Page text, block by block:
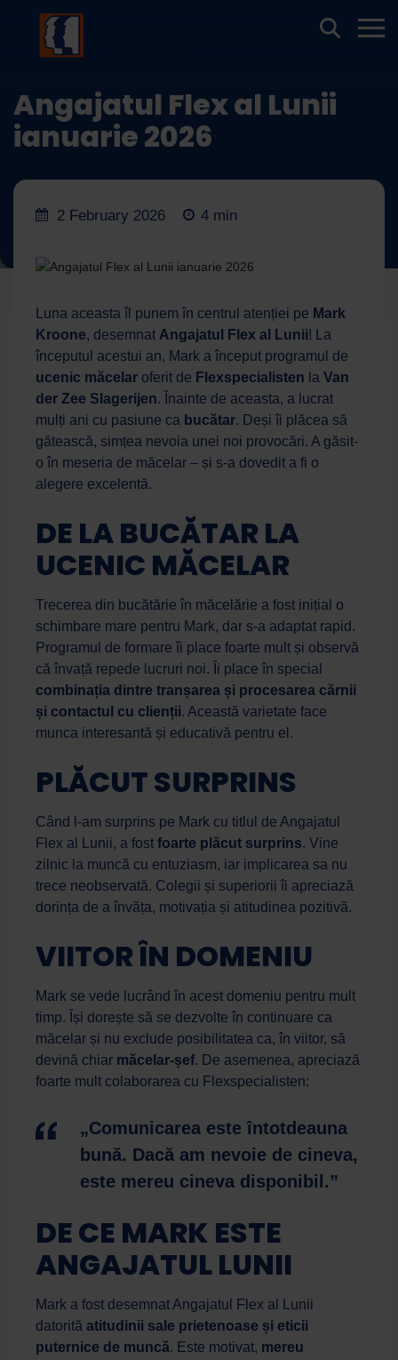
Angajatul Flex al Lunii
ianuarie 2026
2 February 2026 4 min
Luna aceasta îl punem în centrul atenției pe Mark
Kroone, desemnat Angajatul Flex al Lunii! La
începutul acestui an, Mark a început programul de
ucenic măcelar oferit de Flexspecialisten la Van
der Zee Slagerijen. Înainte de aceasta, a lucrat
mulți ani cu pasiune ca bucătar. Deși îi plăcea să
gătească, simțea nevoia unei noi provocări. A găsit-
o în meseria de măcelar – și s-a dovedit a fi o
alegere excelentă.
DE LA BUCĂTAR LA
UCENIC MĂCELAR
Trecerea din bucătărie în măcelărie a fost inițial o
schimbare mare pentru Mark, dar s-a adaptat rapid.
Programul de formare îi place foarte mult și observă
că învață repede lucruri noi. Îi place în special
combinația dintre tranșarea și procesarea cărnii
și contactul cu clienții. Această varietate face
munca interesantă și educativă pentru el.
PLĂCUT SURPRINS
Când l-am surprins pe Mark cu titlul de Angajatul
Flex al Lunii, a fost foarte plăcut surprins. Vine
zilnic la muncă cu entuziasm, iar implicarea sa nu
trece neobservată. Colegii și superiorii îi apreciază
dorința de a învăța, motivația și atitudinea pozitivă.
VIITOR ÎN DOMENIU
Mark se vede lucrând în acest domeniu pentru mult
timp. Își dorește să se dezvolte în continuare ca
măcelar și nu exclude posibilitatea ca, în viitor, să
devină chiar măcelar-șef. De asemenea, apreciază
foarte mult colaborarea cu Flexspecialisten:
„Comunicarea este întotdeauna
bună. Dacă am nevoie de cineva,
este mereu cineva disponibil.”
DE CE MARK ESTE
ANGAJATUL LUNII
Mark a fost desemnat Angajatul Flex al Lunii
datorită atitudinii sale prietenoase și eticii
puternice de muncă. Este motivat, mereu
Work Force Asistent AI
Salut! Cu ce te pot ajuta astăzi?